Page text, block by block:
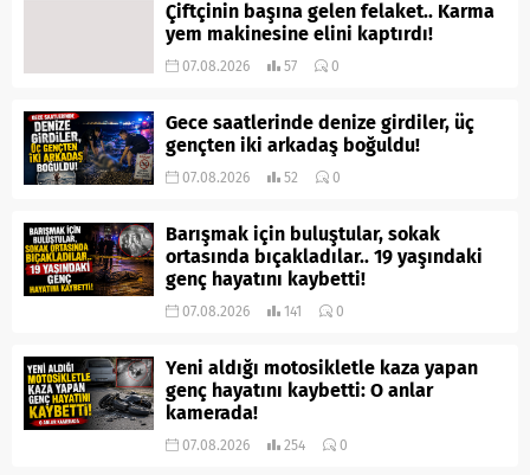
Çiftçinin başına gelen felaket.. Karma
yem makinesine elini kaptırdı!
07.08.2026 57 0
Gece saatlerinde denize girdiler, üç
gençten iki arkadaş boğuldu!
07.08.2026 52 0
Barışmak için buluştular, sokak
ortasında bıçakladılar.. 19 yaşındaki
genç hayatını kaybetti!
07.08.2026 141 0
Yeni aldığı motosikletle kaza yapan
genç hayatını kaybetti: O anlar
kamerada!
07.08.2026 254 0